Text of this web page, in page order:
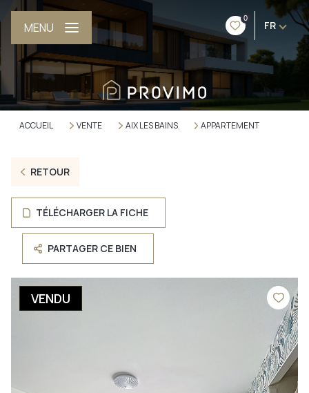
0
FR
MENU
ACCUEIL VENTE AIX LES BAINS APPARTEMENT
RETOUR
TÉLÉCHARGER LA FICHE
PARTAGER CE BIEN
VENDU